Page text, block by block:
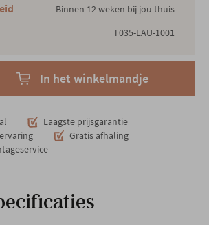
Binnen 12 weken bij jou thuis
T035-LAU-1001
In het winkelmandje
Laagste prijsgarantie
Gratis afhaling